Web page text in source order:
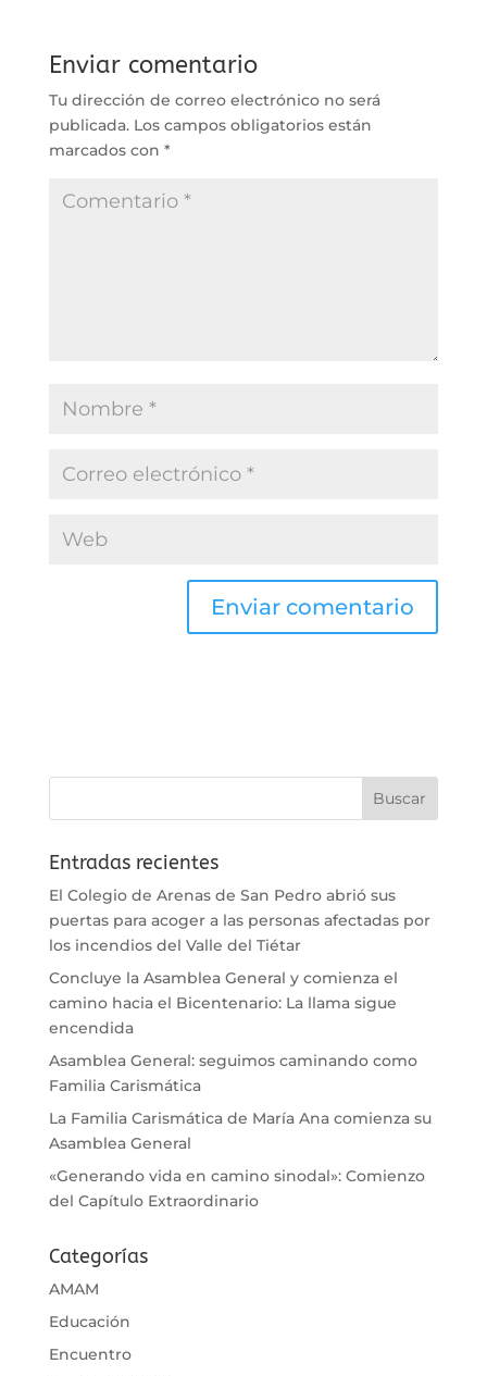
Enviar comentario
Tu dirección de correo electrónico no será
publicada. Los campos obligatorios están
marcados con *
Entradas recientes
El Colegio de Arenas de San Pedro abrió sus
puertas para acoger a las personas afectadas por
los incendios del Valle del Tiétar
Concluye la Asamblea General y comienza el
camino hacia el Bicentenario: La llama sigue
encendida
Asamblea General: seguimos caminando como
Familia Carismática
La Familia Carismática de María Ana comienza su
Asamblea General
«Generando vida en camino sinodal»: Comienzo
del Capítulo Extraordinario
Categorías
AMAM
Educación
Encuentro